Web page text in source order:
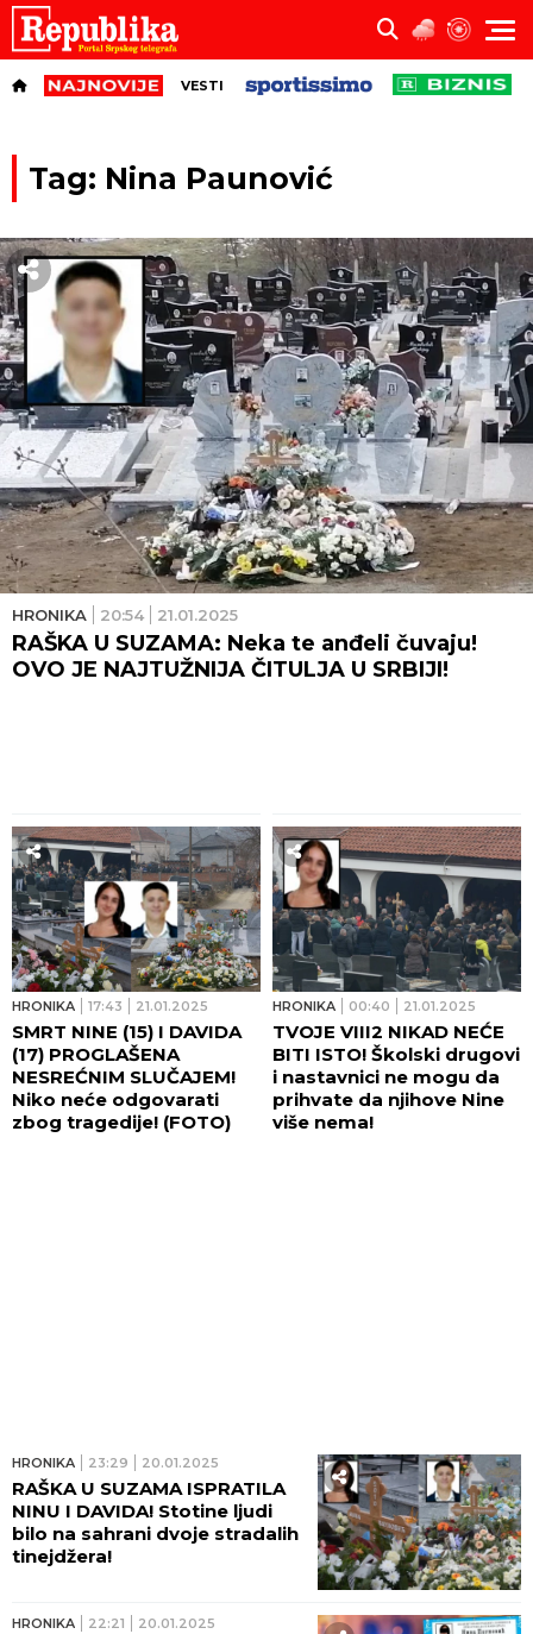
VESTI
Tag: Nina Paunović
HRONIKA 20:54 21.01.2025
RAŠKA U SUZAMA: Neka te anđeli čuvaju!
OVO JE NAJTUŽNIJA ČITULJA U SRBIJI!
HRONIKA 17:43 21.01.2025
SMRT NINE (15) I DAVIDA
(17) PROGLAŠENA
NESREĆNIM SLUČAJEM!
Niko neće odgovarati
zbog tragedije! (FOTO)
HRONIKA 00:40 21.01.2025
TVOJE VIII2 NIKAD NEĆE
BITI ISTO! Školski drugovi
i nastavnici ne mogu da
prihvate da njihove Nine
više nema!
HRONIKA 23:29 20.01.2025
RAŠKA U SUZAMA ISPRATILA
NINU I DAVIDA! Stotine ljudi
bilo na sahrani dvoje stradalih
tinejdžera!
HRONIKA 22:21 20.01.2025